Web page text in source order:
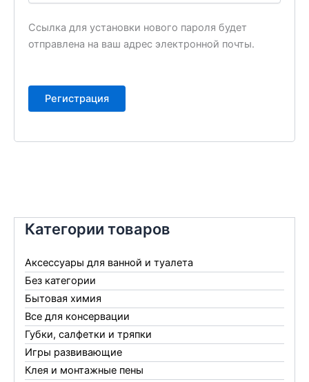
Категории товаров
Аксессуары для ванной и туалета
Без категории
Бытовая химия
Все для консервации
Губки, салфетки и тряпки
Игры развивающие
Клея и монтажные пены
Ссылка для установки нового пароля будет
отправлена ​​на ваш адрес электронной почты.
Регистрация